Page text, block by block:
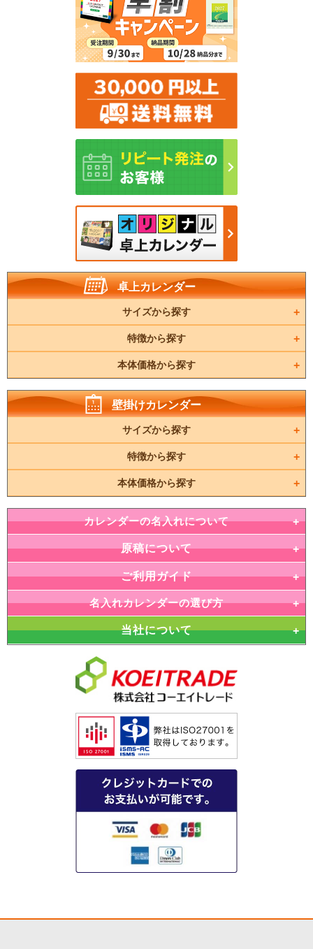
卓上カレンダー
サイズから探す
特徴から探す
本体価格から探す
壁掛けカレンダー
サイズから探す
特徴から探す
本体価格から探す
カレンダーの名入れについて
原稿について
ご利用ガイド
名入れカレンダーの選び方
当社について